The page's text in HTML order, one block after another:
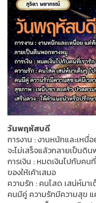
วันพฤหัสบดี
การงาน : งานหนักและเหนื่
จะไม่เสร็จแล้วกลายเป็นดิ
การเงิน : หมดเงินไปกับคน
ของให้เค้าเสมอ
ความรัก : คนโสด เสน่ห์มา
คนมีคู่ ความรักมีความสุข